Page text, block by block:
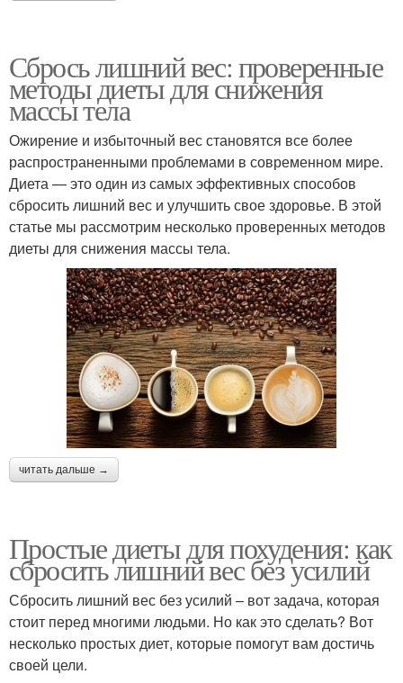
Сбрось лишний вес: проверенные
методы диеты для снижения
массы тела
Ожирение и избыточный вес становятся все более
распространенными проблемами в современном мире.
Диета — это один из самых эффективных способов
сбросить лишний вес и улучшить свое здоровье. В этой
статье мы рассмотрим несколько проверенных методов
диеты для снижения массы тела.
читать дальше →
Простые диеты для похудения: как
сбросить лишний вес без усилий
Сбросить лишний вес без усилий – вот задача, которая
стоит перед многими людьми. Но как это сделать? Вот
несколько простых диет, которые помогут вам достичь
своей цели.